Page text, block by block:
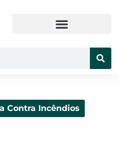
Contra Incêndios